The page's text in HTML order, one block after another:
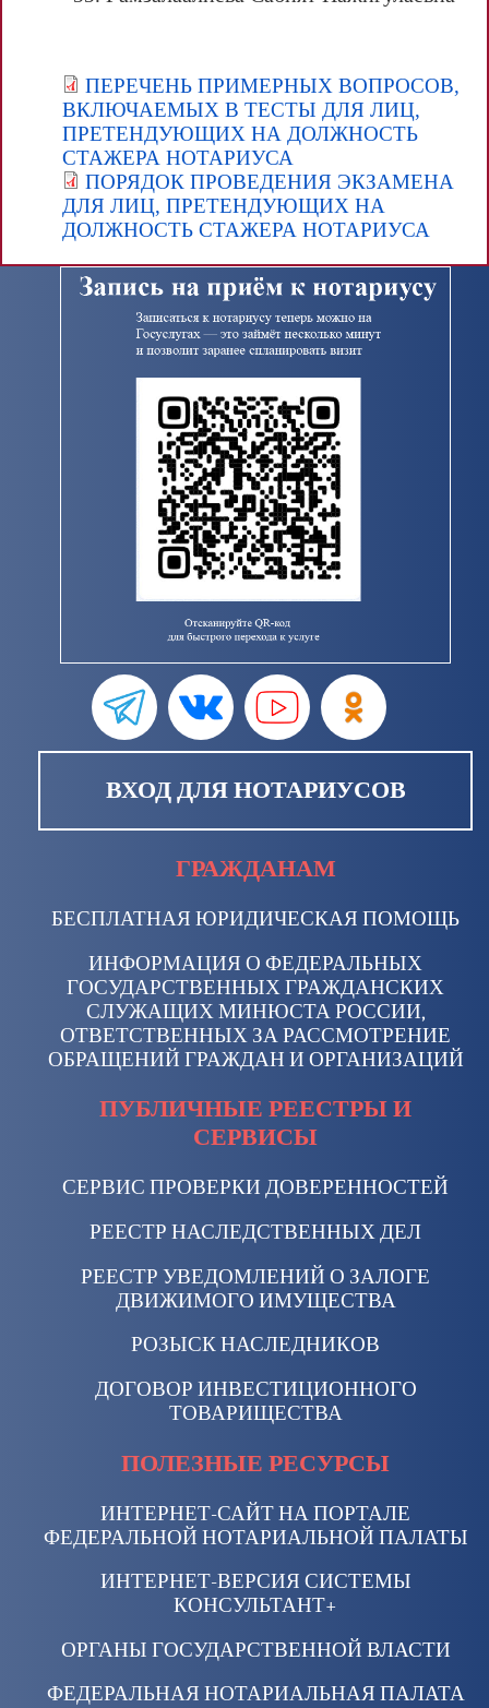
ПЕРЕЧЕНЬ ПРИМЕРНЫХ ВОПРОСОВ,
ВКЛЮЧАЕМЫХ В ТЕСТЫ ДЛЯ ЛИЦ,
ПРЕТЕНДУЮЩИХ НА ДОЛЖНОСТЬ
СТАЖЕРА НОТАРИУСА
ПОРЯДОК ПРОВЕДЕНИЯ ЭКЗАМЕНА
ДЛЯ ЛИЦ, ПРЕТЕНДУЮЩИХ НА
ДОЛЖНОСТЬ СТАЖЕРА НОТАРИУСА
ВХОД ДЛЯ НОТАРИУСОВ
ГРАЖДАНАМ
БЕСПЛАТНАЯ ЮРИДИЧЕСКАЯ ПОМОЩЬ
ИНФОРМАЦИЯ О ФЕДЕРАЛЬНЫХ
ГОСУДАРСТВЕННЫХ ГРАЖДАНСКИХ
СЛУЖАЩИХ МИНЮСТА РОССИИ,
ОТВЕТСТВЕННЫХ ЗА РАССМОТРЕНИЕ
ОБРАЩЕНИЙ ГРАЖДАН И ОРГАНИЗАЦИЙ
ПУБЛИЧНЫЕ РЕЕСТРЫ И
СЕРВИСЫ
СЕРВИС ПРОВЕРКИ ДОВЕРЕННОСТЕЙ
РЕЕСТР НАСЛЕДСТВЕННЫХ ДЕЛ
РЕЕСТР УВЕДОМЛЕНИЙ О ЗАЛОГЕ
ДВИЖИМОГО ИМУЩЕСТВА
РОЗЫСК НАСЛЕДНИКОВ
ДОГОВОР ИНВЕСТИЦИОННОГО
ТОВАРИЩЕСТВА
ПОЛЕЗНЫЕ РЕСУРСЫ
ИНТЕРНЕТ-САЙТ НА ПОРТАЛЕ
ФЕДЕРАЛЬНОЙ НОТАРИАЛЬНОЙ ПАЛАТЫ
ИНТЕРНЕТ-ВЕРСИЯ СИСТЕМЫ
КОНСУЛЬТАНТ+
ОРГАНЫ ГОСУДАРСТВЕННОЙ ВЛАСТИ
ФЕДЕРАЛЬНАЯ НОТАРИАЛЬНАЯ ПАЛАТА